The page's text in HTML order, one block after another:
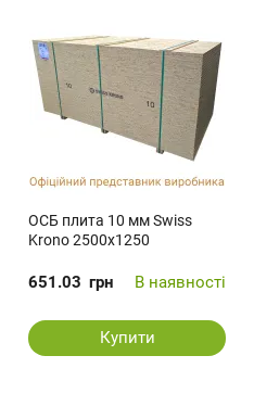
ОСБ плита 10 мм Swiss
Krono 2500х1250
651.03 грн В наявності
Купити